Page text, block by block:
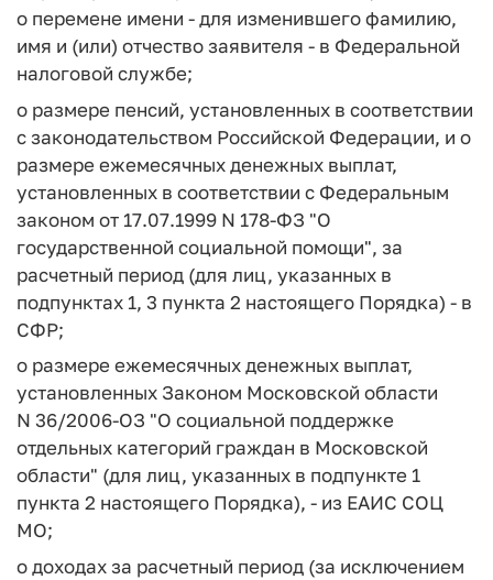
о перемене имени - для изменившего фамилию,
имя и (или) отчество заявителя - в Федеральной
налоговой службе;
о размере пенсий, установленных в соответствии
с законодательством Российской Федерации, и о
размере ежемесячных денежных выплат,
установленных в соответствии с Федеральным
законом от 17.07.1999 N 178-ФЗ "О
государственной социальной помощи", за
расчетный период (для лиц, указанных в
подпунктах 1, 3 пункта 2 настоящего Порядка) - в
СФР;
о размере ежемесячных денежных выплат,
установленных Законом Московской области
N 36/2006-ОЗ "О социальной поддержке
отдельных категорий граждан в Московской
области" (для лиц, указанных в подпункте 1
пункта 2 настоящего Порядка), - из ЕАИС СОЦ
МО;
о доходах за расчетный период (за исключением